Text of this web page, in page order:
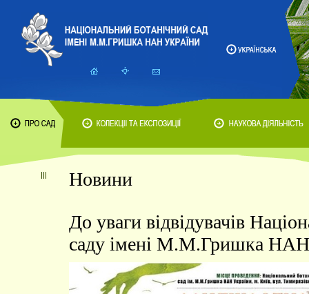
Новини
До уваги відвідувачів
саду імені М.М.Гришка НАН